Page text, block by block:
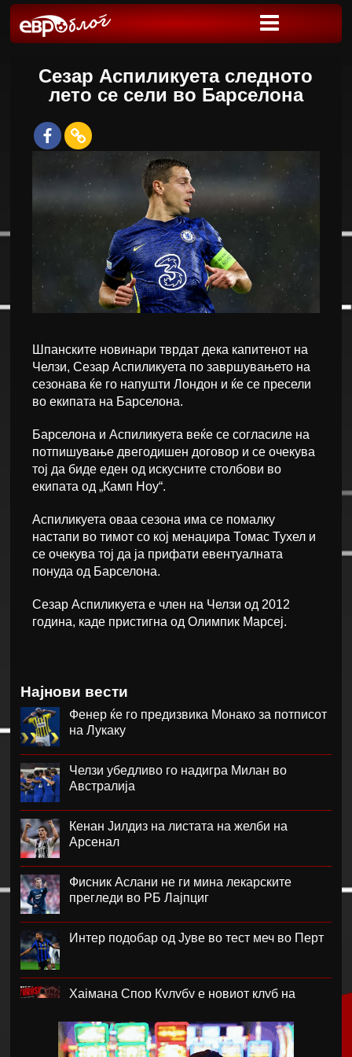
Сезар Аспиликуета следното
лето се сели во Барселона
Шпанските новинари тврдат дека капитенот на
Челзи, Сезар Аспиликуета по завршувањето на
сезонава ќе го напушти Лондон и ќе се пресели
во екипата на Барселона.
Барселона и Аспиликуета веќе се согласиле на
потпишување двегодишен договор и се очекува
тој да биде еден од искусните столбови во
екипата од „Камп Ноу“.
Аспиликуета оваа сезона има се помалку
настапи во тимот со кој менаџира Томас Тухел и
се очекува тој да ја прифати евентуалната
понуда од Барселона.
Сезар Аспиликуета е член на Челзи од 2012
година, каде пристигна од Олимпик Марсеј.
Најнови вести
Фенер ќе го предизвика Монако за потписот
на Лукаку
Челзи убедливо го надигра Милан во
Австралија
Кенан Јилдиз на листата на желби на
Арсенал
Фисник Аслани не ги мина лекарските
прегледи во РБ Лајпциг
Интер подобар од Јуве во тест меч во Перт
Хајмана Спор Кулубу е новиот клуб на
Модриќ и Џеко градат луксузен комплекс на